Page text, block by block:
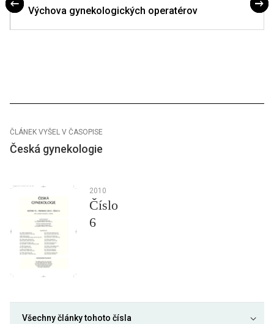
Výchova gynekologických operatérov
ČLÁNEK VYŠEL V ČASOPISE
Česká gynekologie
2010
Číslo
6
Všechny články tohoto čísla